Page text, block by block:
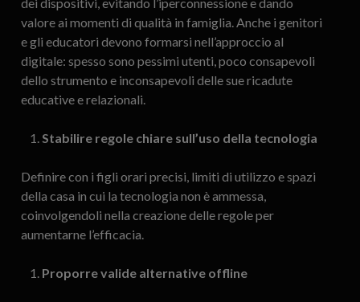
valore ai momenti di qualità in famiglia. Anche i genitori
e gli educatori devono formarsi nell’approccio al
digitale: spesso sono pessimi utenti, poco consapevoli
dello strumento e inconsapevoli delle sue ricadute
educative e relazionali.
Stabilire regole chiare sull’uso della tecnologia
Definire con i figli orari precisi, limiti di utilizzo e spazi
della casa in cui la tecnologia non è ammessa,
coinvolgendoli nella creazione delle regole per
aumentarne l’efficacia.
Proporre valide alternative offline